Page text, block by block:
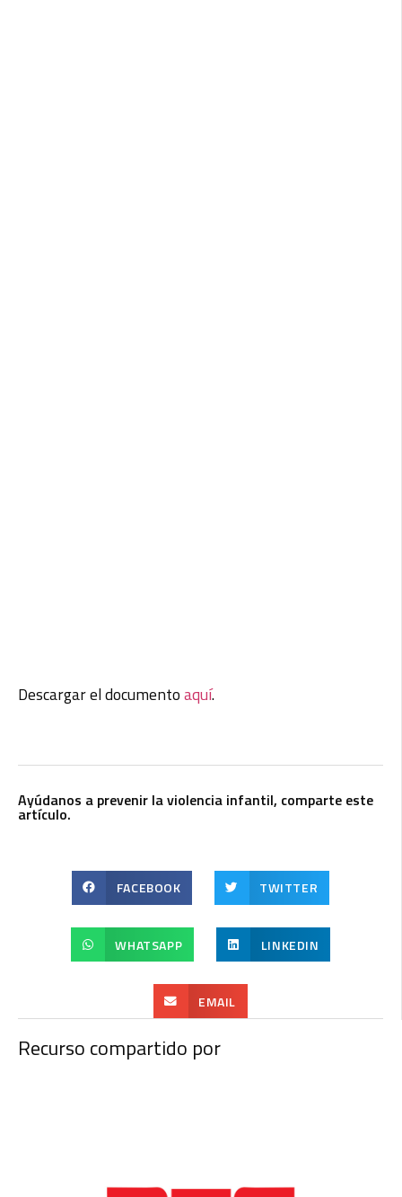
Descargar el documentoaquí.
Ayúdanos a prevenir la violencia infantil, comparte este
artículo.
FACEBOOK TWITTER
WHATSAPP LINKEDIN
EMAIL
Recurso compartido por